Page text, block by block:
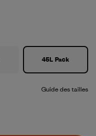
45L Pack
Guide des tailles